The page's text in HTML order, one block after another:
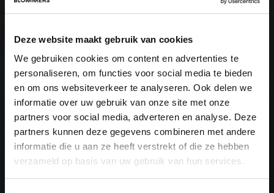
Deze website maakt gebruik van cookies
We gebruiken cookies om content en advertenties te
personaliseren, om functies voor social media te bieden
en om ons websiteverkeer te analyseren. Ook delen we
informatie over uw gebruik van onze site met onze
partners voor social media, adverteren en analyse. Deze
partners kunnen deze gegevens combineren met andere
informatie die u aan ze heeft verstrekt of die ze hebben
verzameld op basis van uw gebruik van hun services.